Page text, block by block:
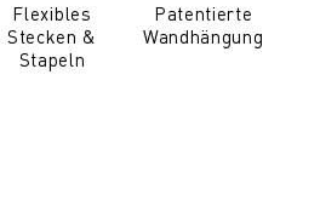
Flexibles
Stecken &
Stapeln
Patentierte
Wandhängung